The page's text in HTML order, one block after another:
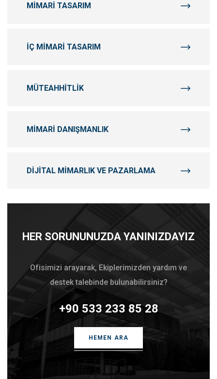
MIMARI TASARIM
İÇ MIMARI TASARIM
MÜTEAHHITLIK
MIMARI DANIŞMANLIK
DIJITAL MIMARLIK VE PAZARLAMA
HER SORUNUNUZDA YANINIZDAYIZ
Ofisimizi arayarak, Ekiplerimizden yardım ve
destek talebinde bulunabilirsiniz?
+90 533 233 85 28
HEMEN ARA